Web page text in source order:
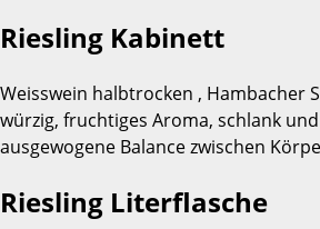
Riesling Kabinett
Weisswein halbtrocken , Hambacher
würzig, fruchtiges Aroma, schlank
ausgewogene Balance zwischen
Riesling Literflasche